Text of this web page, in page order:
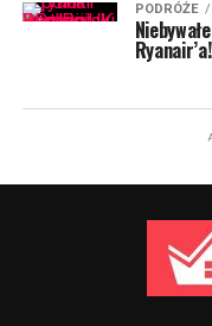
PODRÓŻE